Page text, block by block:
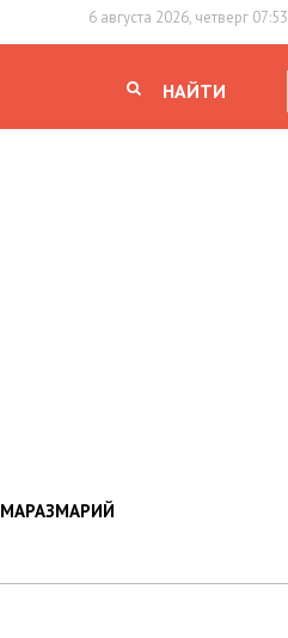
6 августа 2026, четверг 07:53
НАЙТИ
МАРАЗМАРИЙ